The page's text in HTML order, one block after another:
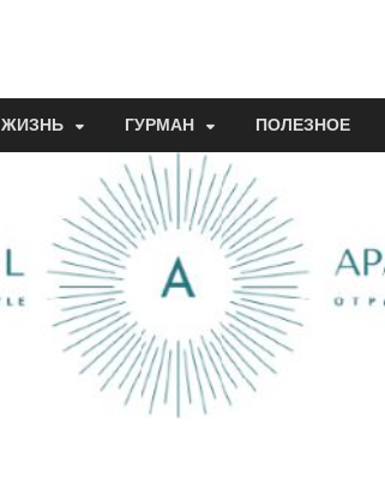
ЖИЗНЬ ГУРМАН ПОЛЕЗНОЕ